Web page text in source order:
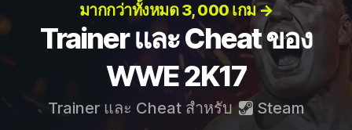
มากกว่าทั้งหมด 3, 000 เกม →
Trainer และ Cheat ของ
WWE 2K17
Trainer และ Cheat สำหรับ Steam